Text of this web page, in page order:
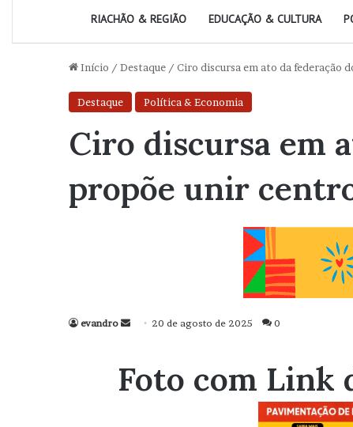
RIACHÃO & REGIÃO EDUCAÇÃO & CULTURA
Início / Destaque / Ciro discursa em ato da federação
Destaque Política & Economia
Ciro discursa em
propõe unir
evandro
Mande
mail
20 de agosto de 2025 0
Foto com Link